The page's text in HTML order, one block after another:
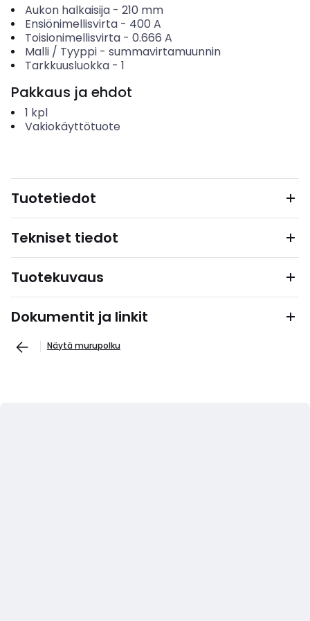
Aukon halkaisija- 210 mm
Ensiönimellisvirta- 400 A
Toisionimellisvirta- 0.666 A
Malli / Tyyppi- summavirtamuunnin
Tarkkuusluokka- 1
Pakkaus ja ehdot
1 kpl
Vakiokäyttötuote
Tuotetiedot
Tekniset tiedot
Tuotekuvaus
Dokumentit ja linkit
Näytä murupolku